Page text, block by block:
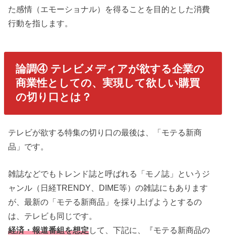
た感情（エモーショナル）を得ることを目的とした消費
行動を指します。
論調④ テレビメディアが欲する企業の
商業性としての、実現して欲しい購買
の切り口とは？
テレビが欲する特集の切り口の最後は、「モテる新商
品」です。
雑誌などでもトレンド誌と呼ばれる「モノ誌」というジ
ャンル（日経TRENDY、DIME等）の雑誌にもあります
が、最新の「モテる新商品」を採り上げようとするの
は、テレビも同じです。
経済・報道番組を想定して、下記に、『モテる新商品の